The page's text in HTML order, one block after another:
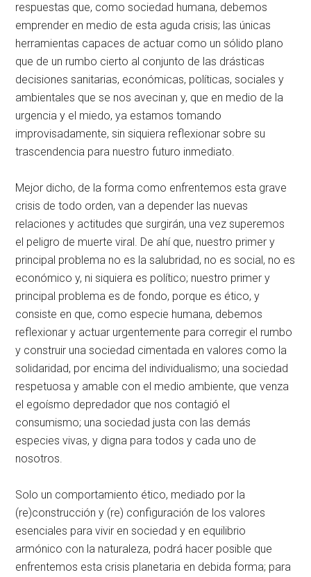
respuestas que, como sociedad humana, debemos
emprender en medio de esta aguda crisis; las únicas
herramientas capaces de actuar como un sólido plano
que de un rumbo cierto al conjunto de las drásticas
decisiones sanitarias, económicas, políticas, sociales y
ambientales que se nos avecinan y, que en medio de la
urgencia y el miedo, ya estamos tomando
improvisadamente, sin siquiera reflexionar sobre su
trascendencia para nuestro futuro inmediato.
Mejor dicho, de la forma como enfrentemos esta grave
crisis de todo orden, van a depender las nuevas
relaciones y actitudes que surgirán, una vez superemos
el peligro de muerte viral. De ahí que, nuestro primer y
principal problema no es la salubridad, no es social, no es
económico y, ni siquiera es político; nuestro primer y
principal problema es de fondo, porque es ético, y
consiste en que, como especie humana, debemos
reflexionar y actuar urgentemente para corregir el rumbo
y construir una sociedad cimentada en valores como la
solidaridad, por encima del individualismo; una sociedad
respetuosa y amable con el medio ambiente, que venza
el egoísmo depredador que nos contagió el
consumismo; una sociedad justa con las demás
especies vivas, y digna para todos y cada uno de
nosotros.
Solo un comportamiento ético, mediado por la
(re)construcción y (re) configuración de los valores
esenciales para vivir en sociedad y en equilibrio
armónico con la naturaleza, podrá hacer posible que
enfrentemos esta crisis planetaria en debida forma; para